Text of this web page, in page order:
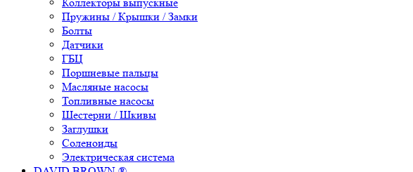
Пружины / Крышки / Замки
Болты
Датчики
ГБЦ
Поршневые пальцы
Масляные насосы
Топливные насосы
Шестерни / Шкивы
Заглушки
Соленоиды
Электрическая система